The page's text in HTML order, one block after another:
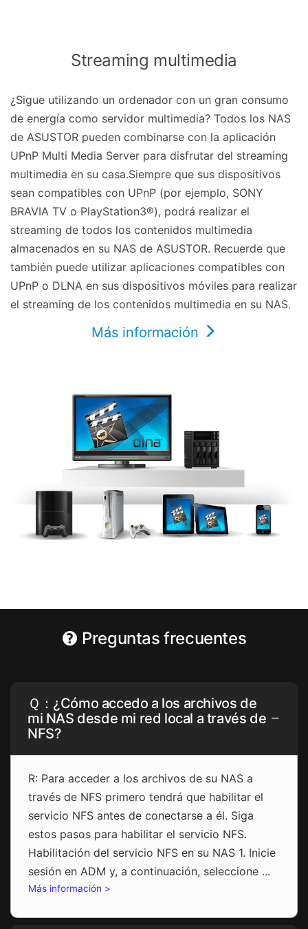
Streaming multimedia
¿Sigue utilizando un ordenador con un gran consumo
de energía como servidor multimedia? Todos los NAS
de ASUSTOR pueden combinarse con la aplicación
UPnP Multi Media Server para disfrutar del streaming
multimedia en su casa.Siempre que sus dispositivos
sean compatibles con UPnP (por ejemplo, SONY
BRAVIA TV o PlayStation3®), podrá realizar el
streaming de todos los contenidos multimedia
almacenados en su NAS de ASUSTOR. Recuerde que
también puede utilizar aplicaciones compatibles con
UPnP o DLNA en sus dispositivos móviles para realizar
el streaming de los contenidos multimedia en su NAS.
Más información
Preguntas frecuentes
Ｑ：¿Cómo accedo a los archivos de
mi NAS desde mi red local a través de
NFS?
R: Para acceder a los archivos de su NAS a
través de NFS primero tendrá que habilitar el
servicio NFS antes de conectarse a él. Siga
estos pasos para habilitar el servicio NFS.
Habilitación del servicio NFS en su NAS 1. Inicie
sesión en ADM y, a continuación, seleccione ...
Más información >